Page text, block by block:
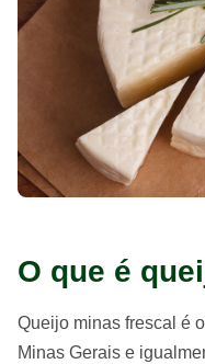
O que é
Queijo minas frescal é
Minas Gerais e